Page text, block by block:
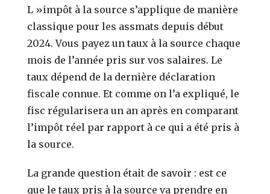
L »impôt à la source s’applique de manière
classique pour les assmats depuis début
2024. Vous payez un taux à la source chaque
mois de l’année pris sur vos salaires. Le
taux dépend de la dernière déclaration
fiscale connue. Et comme on l’a expliqué, le
fisc régularisera un an après en comparant
l’impôt réel par rapport à ce qui a été pris à
la source.
La grande question était de savoir : est ce
que le taux pris à la source va prendre en